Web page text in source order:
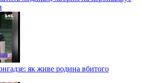
як живе родина вбитого